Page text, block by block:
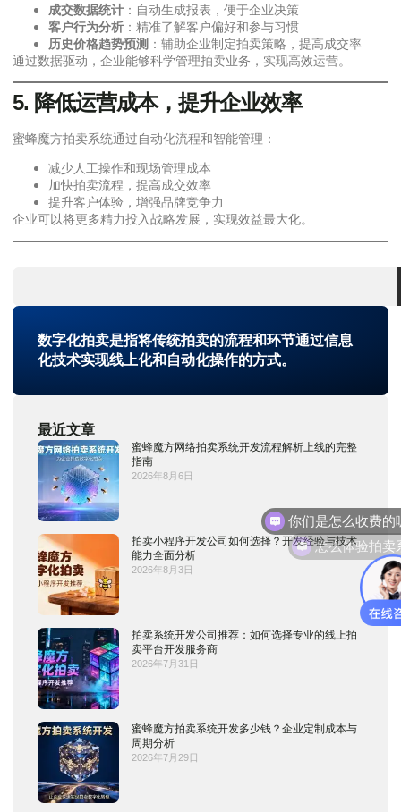
成交数据统计 ：自动生成报表，便于企业决策
客户行为分析 ：精准了解客户偏好和参与习惯
历史价格趋势预测 ：辅助企业制定拍卖策略，提高成交率
通过数据驱动，企业能够科学管理拍卖业务，实现高效运营。
5. 降低运营成本，提升企业效率
蜜蜂魔方拍卖系统通过自动化流程和智能管理：
减少人工操作和现场管理成本
加快拍卖流程，提高成交效率
提升客户体验，增强品牌竞争力
企业可以将更多精力投入战略发展，实现效益最大化。
数字化拍卖是指将传统拍卖的流程和环节通过信息
化技术实现线上化和自动化操作的方式。
最近文章
蜜蜂魔方网络拍卖系统开发流程解析上线的完整
指南
2026年8月6日
拍卖小程序开发公司如何选择？开发经验与技术
能力全面分析
2026年8月3日
拍卖系统开发公司推荐：如何选择专业的线上拍
卖平台开发服务商
2026年7月31日
蜜蜂魔方拍卖系统开发多少钱？企业定制成本与
周期分析
2026年7月29日
怎么体验拍卖